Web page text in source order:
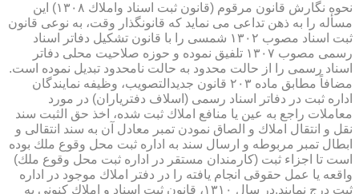
نحوه نگارش قانون مرقوم (قانون ثبت اسناد واملاك ۱۳۰۸) این
مسأله را به ذهن تداعی می نماید كه قانونگذار وقت، به نوعی قانون
ثبت اسناد مصوب ۱۳۰۲ شمسی را با قانون تشكیل دفاتر اسناد
رسمی مصوب ۱۳۰۷ تلفیق نموده و حوزه صلاحیت محلی دفاتر
اسناد رسمی را از حالت محدود به حالت نامحدود تبدیل نموده است.
مضافاً مطابق ماده ۲۰۳ قانون جدیدالتصویب، وظیفه نمایندگان
اداره ثبت در دفاتر اسناد رسمی (اسلاف دفتریاران) در مورد
معاملات راجع به عین یا منافع املاك ثبت شده، اخذ حق الثبت سند
نقل و انتقال املاك و الصاق نمودن تمبر معادل آن به سند انتقالی و
ابطال تمبر مربوطه و ارسال سند به اداره ثبت محل وقوع ملك بوده
است تا اجزاء ثبت (كارمندان مستقر در اداره ثبت محل وقوع ملك)
واقعه یا عمل حقوقی انجام یافته را در دفتر املاك موجود در اداره
ثبت درج نمایند.در سال ۱۳۱۰، قانون ثبت اسناد و املاك كنونی به